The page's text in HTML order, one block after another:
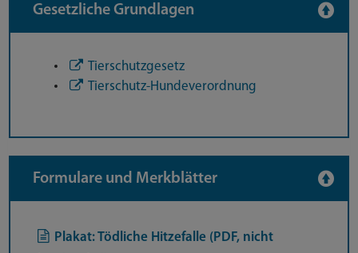
Gesetzliche Grundlagen
Tierschutzgesetz
Tierschutz-Hundeverordnung
Formulare und Merkblätter
Plakat: Tödliche Hitzefalle (PDF, nicht